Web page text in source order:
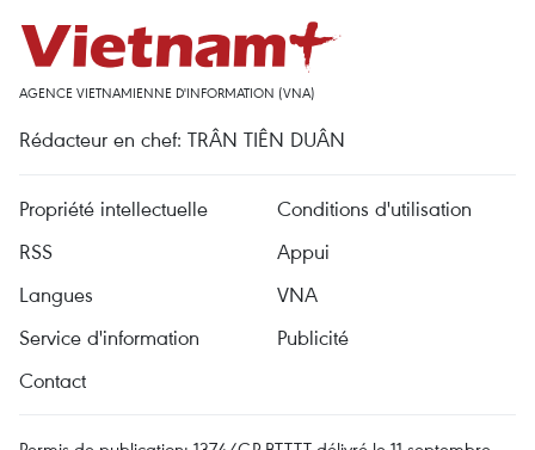
AGENCE VIETNAMIENNE D'INFORMATION (VNA)
Rédacteur en chef: TRÂN TIÊN DUÂN
Propriété intellectuelle
Conditions d'utilisation
RSS
Appui
Langues
VNA
Service d'information
Publicité
Contact